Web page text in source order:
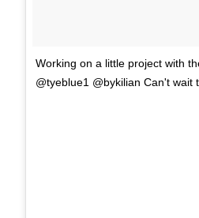
Working on a little project with
@tyeblue1 @bykilian Can't wait